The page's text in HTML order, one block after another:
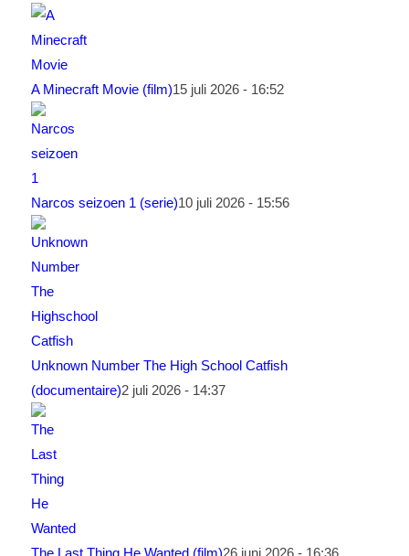
A Minecraft Movie (film)15 juli 2026 - 16:52
Narcos seizoen 1 (serie)10 juli 2026 - 15:56
Unknown Number The High School Catfish
(documentaire)2 juli 2026 - 14:37
The Last Thing He Wanted (film)26 juni 2026 - 16:36